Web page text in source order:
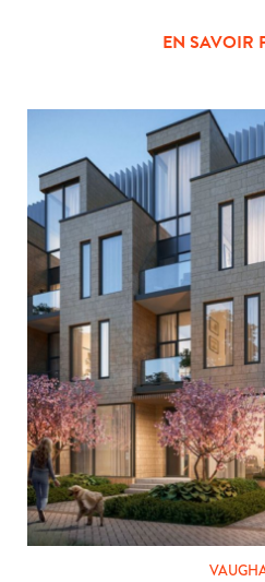
EN SAVOIR